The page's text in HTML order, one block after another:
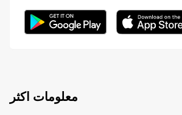
معلومات اكثر